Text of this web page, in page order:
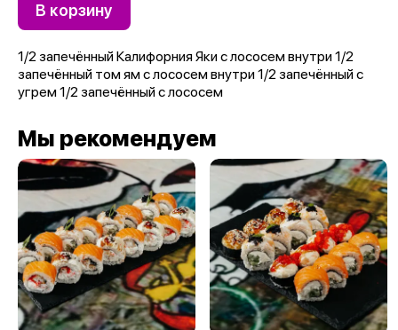
В корзину
1/2 запечённый Калифорния Яки с лососем внутри 1/2
запечённый том ям с лососем внутри 1/2 запечённый с
угрем 1/2 запечённый с лососем
Мы рекомендуем